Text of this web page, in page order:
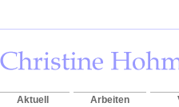
Aktuell Arbeiten